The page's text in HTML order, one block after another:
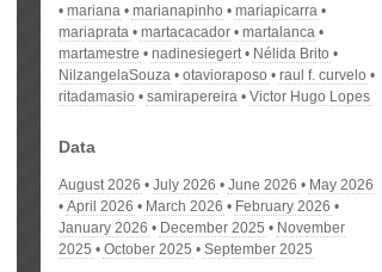
mariana
marianapinho
mariapicarra
mariaprata
martacacador
martalanca
martamestre
nadinesiegert
Nélida Brito
NilzangelaSouza
otavioraposo
raul f. curvelo
ritadamasio
samirapereira Victor Hugo Lopes
Data
August 2026 July 2026 June 2026
May 2026
April 2026
March 2026
February 2026
January 2026
December 2025
November
2025
October 2025 September 2025